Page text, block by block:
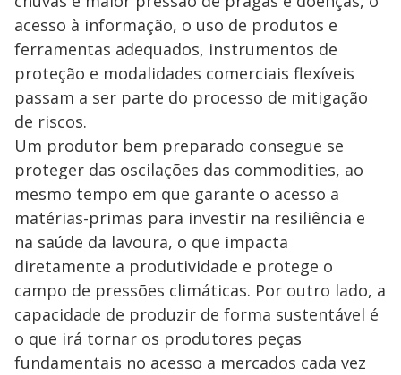
acesso à informação, o uso de produtos e
ferramentas adequados, instrumentos de
proteção e modalidades comerciais flexíveis
passam a ser parte do processo de mitigação
de riscos.
Um produtor bem preparado consegue se
proteger das oscilações das commodities, ao
mesmo tempo em que garante o acesso a
matérias-primas para investir na resiliência e
na saúde da lavoura, o que impacta
diretamente a produtividade e protege o
campo de pressões climáticas. Por outro lado, a
capacidade de produzir de forma sustentável é
o que irá tornar os produtores peças
fundamentais no acesso a mercados cada vez